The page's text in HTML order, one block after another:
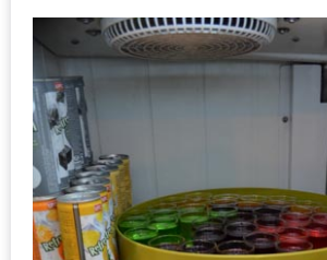
รีวิว
วงใน
แจก
ฟรี
LINE